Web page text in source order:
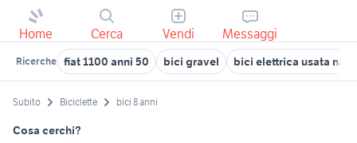
Home Cerca Vendi Messaggi
Ricerche fiat 1100 anni 50 bici gravel bici elettrica usata
Subito Biciclette bici 8 anni
Cosa cerchi?